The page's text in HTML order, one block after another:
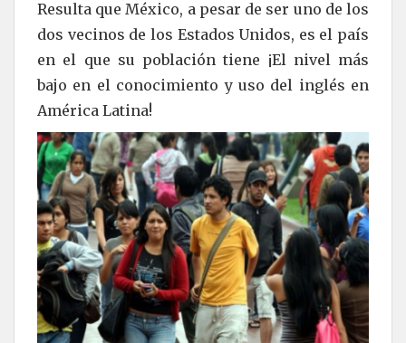
Resulta que México, a pesar de ser uno de los
dos vecinos de los Estados Unidos, es el país
en el que su población tiene ¡El nivel más
bajo en el conocimiento y uso del inglés en
América Latina!